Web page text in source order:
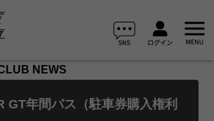
NEWS
GT年間パス（駐車券購入権利